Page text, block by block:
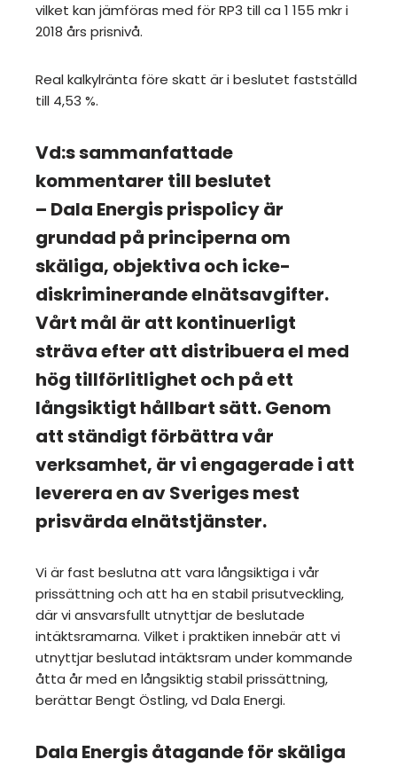
vilket kan jämföras med för RP3 till ca 1 155 mkr i
2018 års prisnivå.
Real kalkylränta före skatt är i beslutet fastställd
till 4,53 %.
Vd:s sammanfattade
kommentarer till beslutet
– Dala Energis prispolicy är
grundad på principerna om
skäliga, objektiva och icke-
diskriminerande elnätsavgifter.
Vårt mål är att kontinuerligt
sträva efter att distribuera el med
hög tillförlitlighet och på ett
långsiktigt hållbart sätt. Genom
att ständigt förbättra vår
verksamhet, är vi engagerade i att
leverera en av Sveriges mest
prisvärda elnätstjänster.
Vi är fast beslutna att vara långsiktiga i vår
prissättning och att ha en stabil prisutveckling,
där vi ansvarsfullt utnyttjar de beslutade
intäktsramarna. Vilket i praktiken innebär att vi
utnyttjar beslutad intäktsram under kommande
åtta år med en långsiktig stabil prissättning,
berättar Bengt Östling, vd Dala Energi.
Dala Energis åtagande för skäliga